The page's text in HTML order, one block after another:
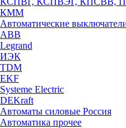
КММ
Автоматические
ABB
Legrand
ИЭК
TDM
EKF
Systeme Electric
DEKraft
Автоматы силовые Россия
Автоматика прочее